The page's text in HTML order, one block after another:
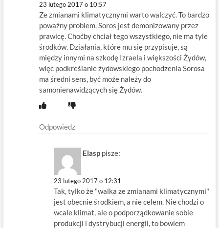
23 lutego 2017 o 10:57
Ze zmianami klimatycznymi warto walczyć. To bardzo
poważny problem. Soros jest demonizowany przez
prawicę. Choćby chciał tego wszystkiego, nie ma tyle
środków. Działania, które mu się przypisuje, są
między innymi na szkodę Izraela i większości Żydów,
więc podkreślanie żydowskiego pochodzenia Sorosa
ma średni sens, być moźe należy do
samonienawidzących się Żydów.
Odpowiedz
Elasp pisze:
23 lutego 2017 o 12:31
Tak, tylko że "walka ze zmianami klimatycznymi"
jest obecnie środkiem, a nie celem. Nie chodzi o
wcale klimat, ale o podporządkowanie sobie
produkcji i dystrybucji energii, to bowiem